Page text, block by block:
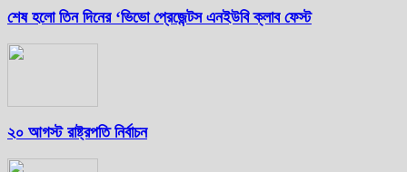
শেষ হলো তিন দিনের ‘ভিভো প্রেজেন্টস এনইউবি ক্লাব ফেস্ট
২০ আগস্ট রাষ্ট্রপতি নির্বাচন